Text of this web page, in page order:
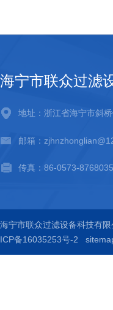
海宁市联众过滤
地址：浙江省海宁市斜
邮箱：
传真：86-0573-
海宁市联众过滤设备科技有
ICP备16035253号-2